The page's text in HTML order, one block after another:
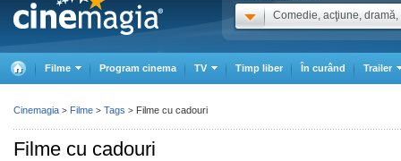
Comedie, acţiune, dramă,
Filme Program cinema TV Timp liber În curând Trailer
Filme cu cadouri
Cinemagia > Filme > Tags > Filme cu cadouri